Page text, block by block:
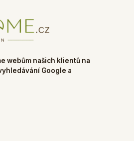
webům našich klientů na
Google a